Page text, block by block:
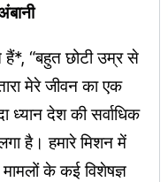
“बहुत छोटी उम्र से
मेरे जीवन का एक
ध्यान देश की सर्वाधिक
है। हमारे मिशन में
के कई विशेषज्ञ